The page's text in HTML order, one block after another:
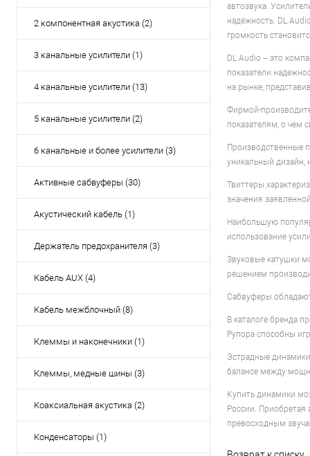
2 компонентная акустика (2)
3 канальные усилители (1)
4 канальные усилители (13)
5 канальные усилители (2)
6 канальные и более усилители (3)
Активные сабвуферы (30)
Акустический кабель (1)
Держатель предохранителя (3)
Кабель AUX (4)
Кабель межблочный (8)
Клеммы и наконечники (1)
Клеммы, медные шины (3)
Коаксиальная акустика (2)
Конденсаторы (1)
автозвука.
надёжность. DL
громкость
DL Audio – это
показатели
на рынке,
Фирмой-
показателям, о чем
Производственные
уникальный дизайн,
Твиттеры
значения
Наибольшую
использование
Звуковые катушки
решением
Сабвуферы обладают
В каталоге бренда
Рупора способны
Эстрадные
балансе между
Купить динамики
России. Приобретая
превосходным